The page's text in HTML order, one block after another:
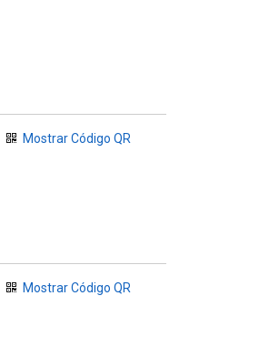
Mostrar Código QR
Mostrar Código QR